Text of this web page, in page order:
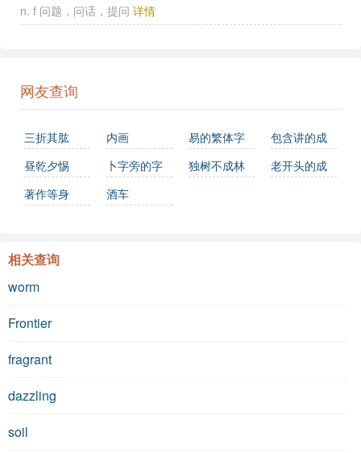
n. f 问题，问话，提问 详情
网友查询
三折其肱 内画
易的繁体字
怎么写？这
包含讲的成
语
昼乾夕惕 卜字旁的字 独树不成林
老开头的成
著作等身 酒车
相关查询
worm
Frontier
fragrant
dazzling
soil